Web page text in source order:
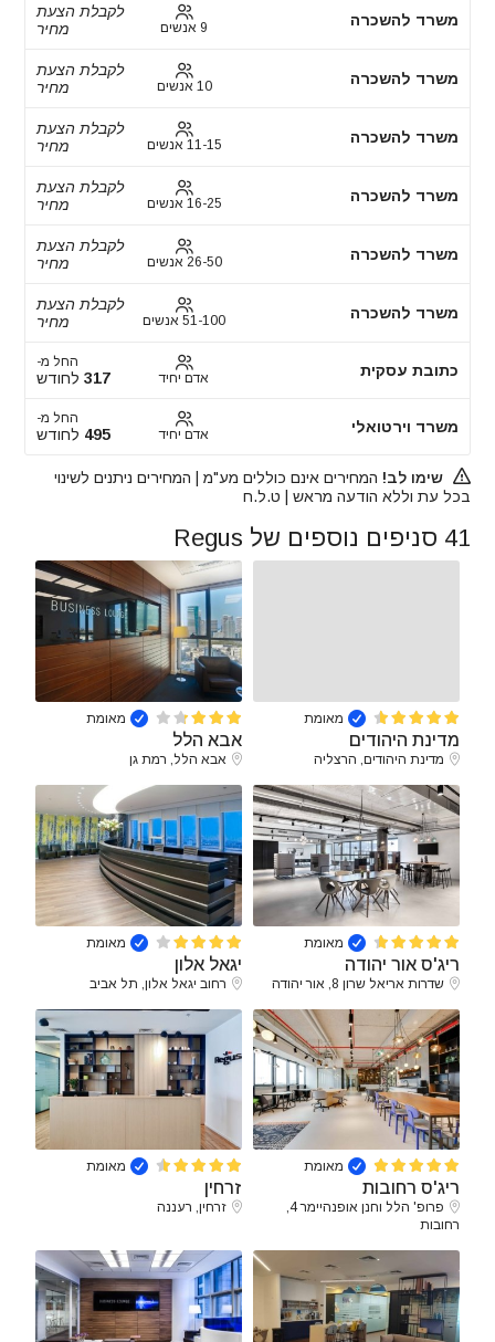
משרד להשכרה 9 אנשים
לקבלת הצעת
מחיר
משרד להשכרה 10 אנשים
לקבלת הצעת
מחיר
משרד להשכרה 11-15 אנשים
לקבלת הצעת
מחיר
משרד להשכרה 16-25 אנשים
לקבלת הצעת
מחיר
משרד להשכרה 26-50 אנשים
לקבלת הצעת
מחיר
משרד להשכרה 51-100 אנשים
לקבלת הצעת
מחיר
כתובת עסקית אדם יחיד
החל מ-
317 לחודש
משרד וירטואלי אדם יחיד
החל מ-
495 לחודש
שימו לב! המחירים אינם כוללים מע"מ | המחירים ניתנים לשינוי
בכל עת וללא הודעה מראש | ט.ל.ח
41 סניפים נוספים של Regus
מאומת
מדינת היהודים
מדינת היהודים, הרצליה
מאומת
אבא הלל
אבא הלל, רמת גן
מאומת
ריג'ס אור יהודה
שדרות אריאל שרון 8, אור יהודה
מאומת
יגאל אלון
רחוב יגאל אלון, תל אביב
מאומת
ריג'ס רחובות
פרופ' הלל וחנן אופנהיימר 4,
רחובות
מאומת
זרחין
זרחין, רעננה